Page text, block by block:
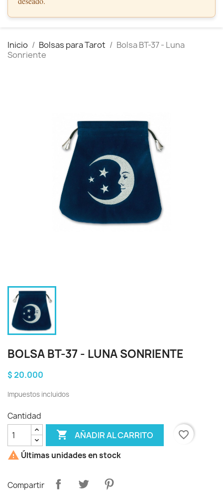
Inicio Bolsas para Tarot
Bolsa BT-37 - Luna
Sonriente
BOLSA BT-37 - LUNA SONRIENTE
$ 20.000
Impuestos incluidos
Cantidad
 AÑADIR AL CARRITO
favorite_border
 Últimas unidades en stock
Compartir